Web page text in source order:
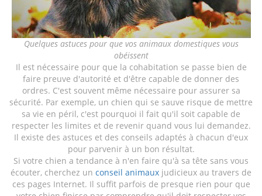
Quelques astuces pour que vos animaux domestiques vous
obéissent
Il est nécessaire pour que la cohabitation se passe bien de
faire preuve d'autorité et d'être capable de donner des
ordres. C'est souvent même nécessaire pour assurer sa
sécurité. Par exemple, un chien qui se sauve risque de mettre
sa vie en péril, c'est pourquoi il fait qu'il soit capable de
respecter les limites et de revenir quand vous lui demandez.
Il existe des astuces et des conseils adaptés à chacun d'eux
pour parvenir à un bon résultat.
Si votre chien a tendance à n'en faire qu'à sa tête sans vous
écouter, cherchez un conseil animaux judicieux au travers de
ces pages Internet. Il suffit parfois de presque rien pour que